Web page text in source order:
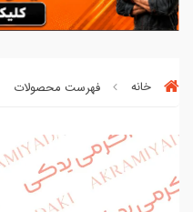
خانه فهرست محصولات